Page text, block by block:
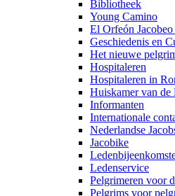
Bibliotheek
Young Camino
El Orfeón
Geschiedenis en
Het nieuwe
Hospitaleren
Hospitaleren in
Huiskamer van de
Informanten
Internationale
Nederlandse
Jacobike
Ledenservice
Pelgrimeren voor
Pelgrims voor